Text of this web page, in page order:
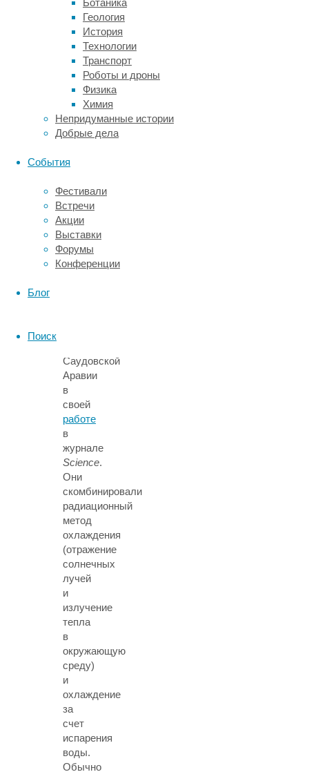
Ботаника
Геология
История
Технологии
Транспорт
Роботы и дроны
Физика
Химия
Непридуманные истории
Добрые дела
События
Фестивали
Встречи
Акции
Выставки
Форумы
Конференции
Блог
Поиск
теплопроводность,
не
требуют
применения
вентиляторов
или
чего-
то
еще,
требует
электроэнергии.
Одно
из
эффективных
решений
Саудовской
Аравии
в
своей
работе
в
журнале
Science.
Они
скомбинировали
радиационный
метод
охлаждения
(отражение
солнечных
лучей
и
излучение
тепла
в
окружающую
среду)
и
охлаждение
за
счет
испарения
воды.
Обычно